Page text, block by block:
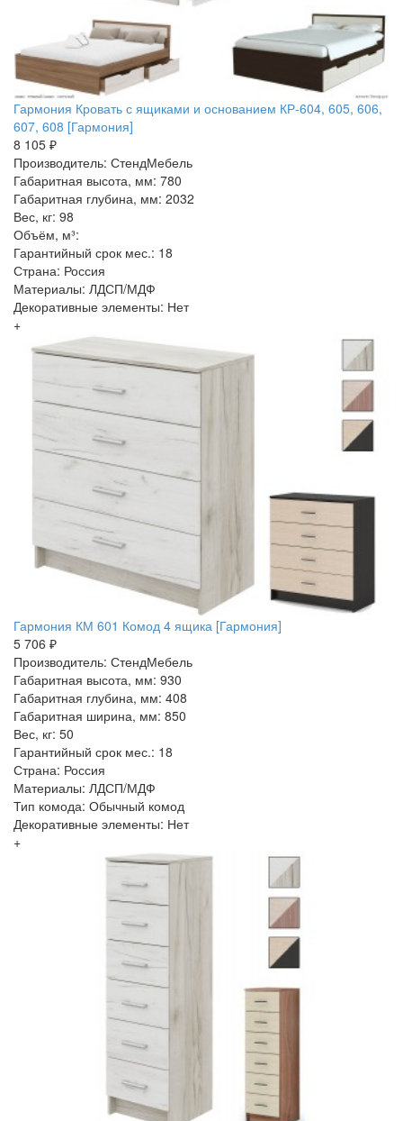
Гармония Кровать с ящиками и основанием КР-604, 605, 606,
607, 608 [Гармония]
8 105 ₽
Производитель: СтендМебель
Габаритная высота, мм: 780
Габаритная глубина, мм: 2032
Вес, кг: 98
Объём, м³:
Гарантийный срок мес.: 18
Страна: Россия
Материалы: ЛДСП/МДФ
Декоративные элементы: Нет
+
Гармония КМ 601 Комод 4 ящика [Гармония]
5 706 ₽
Производитель: СтендМебель
Габаритная высота, мм: 930
Габаритная глубина, мм: 408
Габаритная ширина, мм: 850
Вес, кг: 50
Гарантийный срок мес.: 18
Страна: Россия
Материалы: ЛДСП/МДФ
Тип комода: Обычный комод
Декоративные элементы: Нет
+